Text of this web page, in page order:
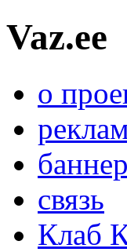
Vaz.ee
о
баннер
связь
Клаб